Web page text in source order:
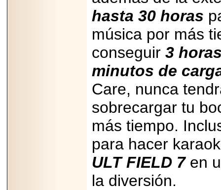
hasta 30 horas
música por más
conseguir 3
minutos de
Care, nunca
sobrecargar tu
más tiempo.
para hacer
ULT FIELD 7en
la diversión.